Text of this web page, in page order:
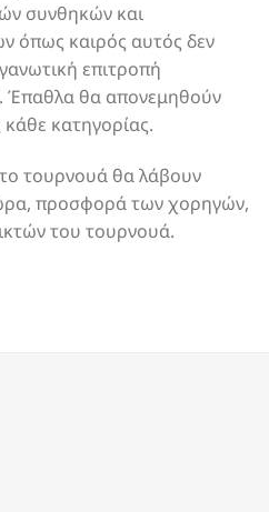
συνθηκών και
όπως καιρός αυτός δεν
επιτροπή
Έπαθλα θα απονεμηθούν
κατηγορίας.
τουρνουά θα λάβουν
προσφορά των χορηγών,
του τουρνουά.